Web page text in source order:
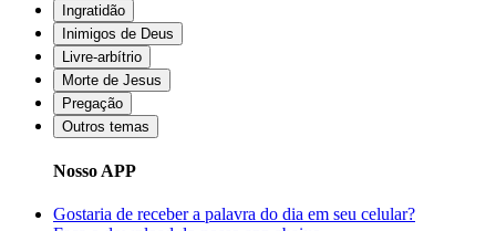
Ingratidão
Inimigos de Deus
Livre-arbítrio
Morte de Jesus
Pregação
Outros temas
Nosso APP
Gostaria de receber a palavra do dia em seu celular?